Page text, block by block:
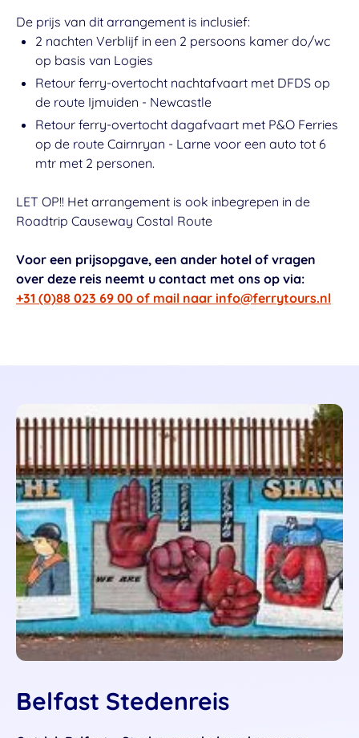
De prijs van dit arrangement is inclusief:
2 nachten Verblijf in een 2 persoons kamer do/wc
op basis van Logies
Retour ferry-overtocht nachtafvaart met DFDS op
de route Ijmuiden - Newcastle
Retour ferry-overtocht dagafvaart met P&O Ferries
op de route Cairnryan - Larne voor een auto tot 6
mtr met 2 personen.
LET OP!! Het arrangement is ook inbegrepen in de
Roadtrip Causeway Costal Route
Voor een prijsopgave, een ander hotel of vragen
over deze reis neemt u contact met ons op via:
+31 (0)88 023 69 00 of mail naar info@ferrytours.nl
Belfast Stedenreis